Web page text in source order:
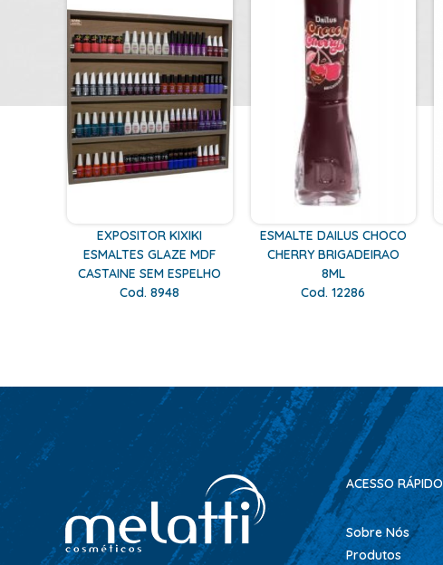
EXPOSITOR KIXIKI
ESMALTES GLAZE MDF
CASTAINE SEM ESPELHO
Cod. 8948
ESMALTE DAILUS CHOCO
CHERRY BRIGADEIRAO
8ML
Cod. 12286
ACESSO RÁPIDO
Sobre Nós
Produtos